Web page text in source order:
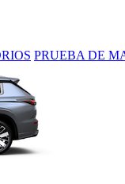
PRUEBA DE